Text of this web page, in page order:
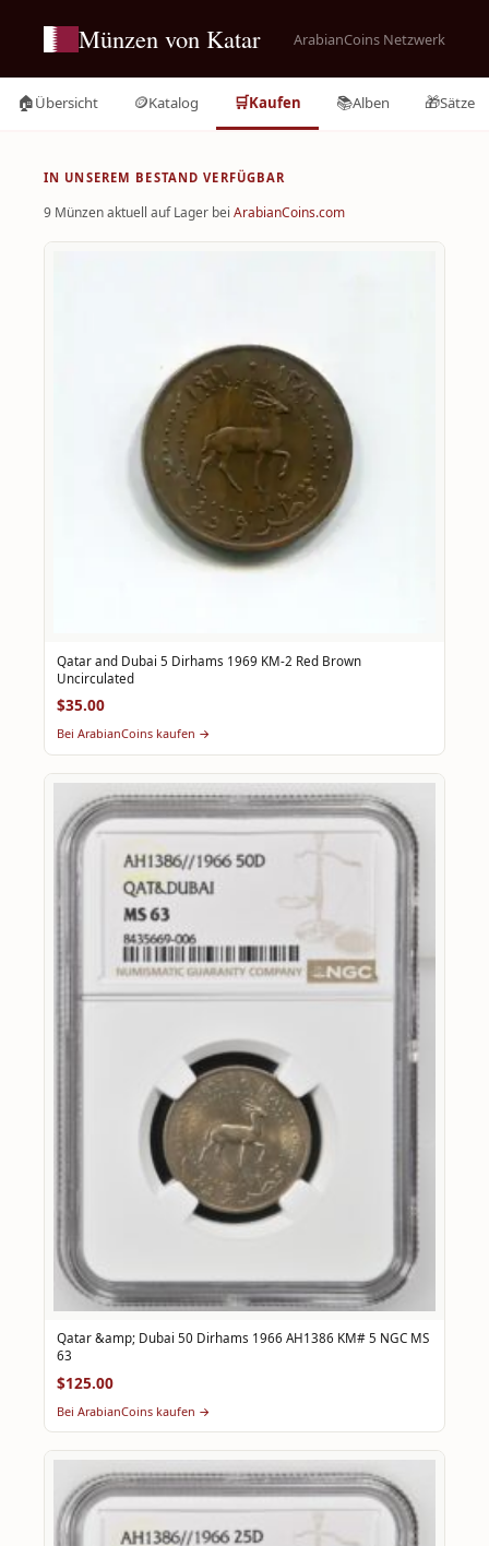
Münzen von Katar ArabianCoins Netzwerk
🏠Übersicht 🪙Katalog 🛒Kaufen 📚Alben 🎁Sätze
IN UNSEREM BESTAND VERFÜGBAR
9 Münzen aktuell auf Lager bei ArabianCoins.com
Qatar and Dubai 5 Dirhams 1969 KM-2 Red Brown
Uncirculated
$35.00
Bei ArabianCoins kaufen →
Qatar &amp; Dubai 50 Dirhams 1966 AH1386 KM# 5 NGC MS
63
$125.00
Bei ArabianCoins kaufen →